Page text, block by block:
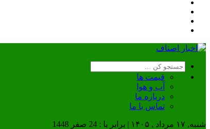
قیمت ها
آب و هوا
درباره ما
تماس با ما
شنبه, ۱۷ مرداد , ۱۴۰۵ | برابر با : 24 صفر 1448